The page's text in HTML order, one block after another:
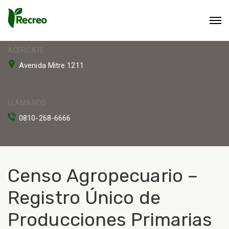
ACERCATE
Avenida Mitre 1211
LLAMANOS
0810-268-6666
Censo Agropecuario –
Registro Único de
Producciones Primarias